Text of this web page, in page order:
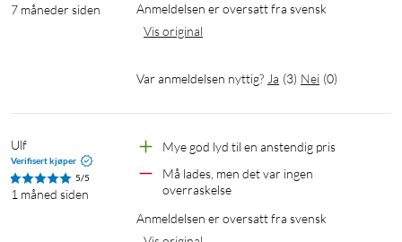
7 måneder siden
Anmeldelsen er oversatt fra svensk
Vis original
Var anmeldelsen nyttig? Ja (3) Nei (0)
Ulf
Verifisert kjøper
5/5
1 måned siden
Mye god lyd til en anstendig pris
Må lades, men det var ingen
overraskelse
Anmeldelsen er oversatt fra svensk